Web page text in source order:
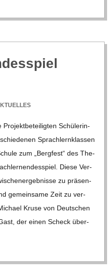
Pro­jekt­be­tei­lig­ten Schü­le­rin­
Sprach­lern­klas­sen
zum „Berg­fest“ des The­
Diese Ver­
zu prä­sen­
gemein­same Zeit zu ver­
Kruse von Deut­schen
der einen Scheck über­